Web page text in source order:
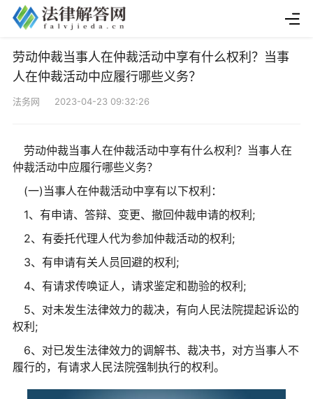
劳动仲裁当事人在仲裁活动中享有什么权利？当事
人在仲裁活动中应履行哪些义务？
法务网 2023-04-23 09:32:26
劳动仲裁当事人在仲裁活动中享有什么权利？当事人在
仲裁活动中应履行哪些义务？
(一)当事人在仲裁活动中享有以下权利：
1、有申请、答辩、变更、撤回仲裁申请的权利;
2、有委托代理人代为参加仲裁活动的权利;
3、有申请有关人员回避的权利;
4、有请求传唤证人，请求鉴定和勘验的权利;
5、对未发生法律效力的裁决，有向人民法院提起诉讼的
权利;
6、对已发生法律效力的调解书、裁决书，对方当事人不
履行的，有请求人民法院强制执行的权利。